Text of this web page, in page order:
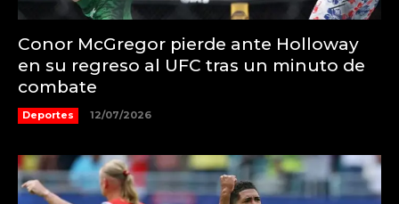
Conor McGregor pierde ante Holloway
en su regreso al UFC tras un minuto de
combate
Deportes 12/07/2026